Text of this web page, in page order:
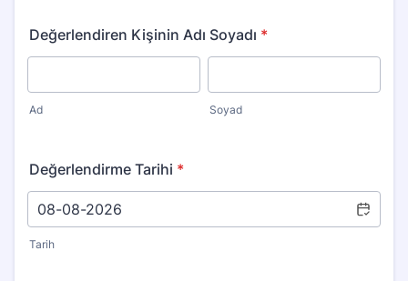
Değerlendiren Kişinin Adı Soyadı *
Ad Soyad
Değerlendirme Tarihi *
Tarih